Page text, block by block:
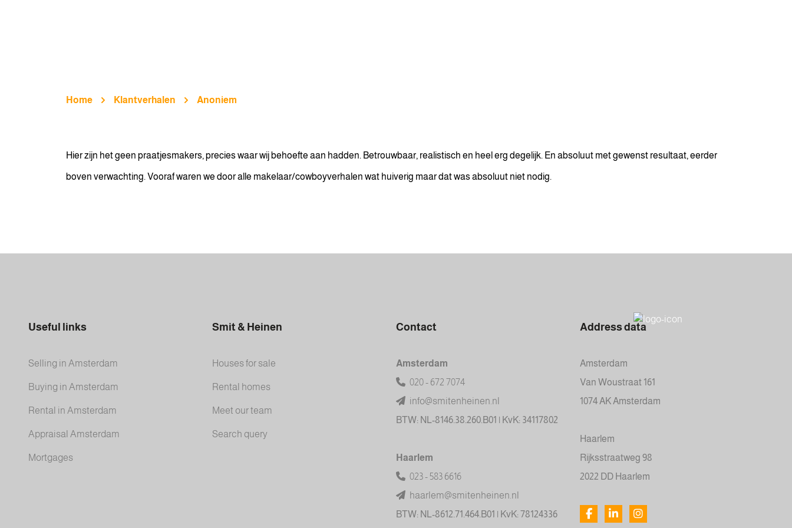
Home Klantverhalen Anoniem
Hier zijn het geen praatjesmakers, precies waar wij behoefte aan hadden. Betrouwbaar, realistisch en heel erg degelijk. En absoluut met gewenst resultaat, eerder
boven verwachting. Vooraf waren we door alle makelaar/cowboyverhalen wat huiverig maar dat was absoluut niet nodig.
Useful links
Selling in Amsterdam
Buying in Amsterdam
Rental in Amsterdam
Appraisal Amsterdam
Mortgages
Smit & Heinen
Houses for sale
Rental homes
Meet our team
Search query
Contact
Amsterdam
020 - 672 7074
info@smitenheinen.nl
BTW: NL-8146.38.260.B01 | KvK: 34117802
Haarlem
023 - 583 6616
haarlem@smitenheinen.nl
BTW: NL-8612.71.464.B01 | KvK: 78124336
Address data
Amsterdam
Van Woustraat 161
1074 AK Amsterdam
Haarlem
Rijksstraatweg 98
2022 DD Haarlem